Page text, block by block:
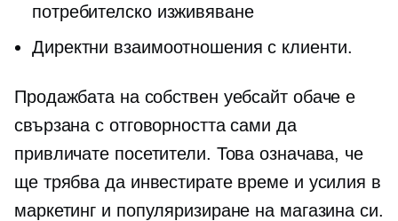
потребителско изживяване
Директни взаимоотношения с клиенти.
Продажбата на собствен уебсайт обаче е
свързана с отговорността сами да
привличате посетители. Това означава, че
ще трябва да инвестирате време и усилия в
маркетинг и популяризиране на магазина си.